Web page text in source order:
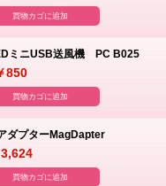
買物カゴに追加
ミニUSB送風機 PC B025
850
買物カゴに追加
ダプターMagDapter
3,624
買物カゴに追加